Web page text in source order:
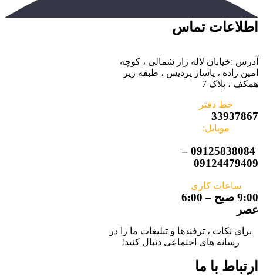
اطلاعات تماس
آدرس :خیابان لاله زار شمالی ، کوچه
امین زاده ، پاساژ پردیس ، طبقه زیر
همکف ، پلاک 7
خط دفتر
33937867
موبایل:
09125838084 –
09124479409
ساعات کاری
9:00 صبح – 6:00
عصر
برای نکات ، ترفندها و تبلیغات ما را در
رسانه های اجتماعی دنبال کنید!
ارتباط با ما